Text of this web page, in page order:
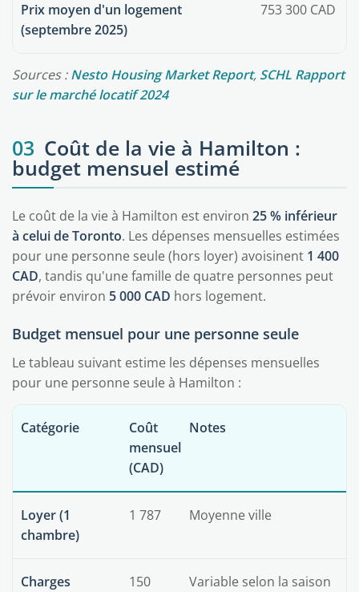
Prix moyen d'un logement
(septembre 2025)
753 300 CAD
Sources :Nesto Housing Market Report, SCHL Rapport
sur le marché locatif 2024
03 Coût de la vie à Hamilton :
budget mensuel estimé
Le coût de la vie à Hamilton est environ 25 % inférieur
à celui de Toronto. Les dépenses mensuelles estimées
pour une personne seule (hors loyer) avoisinent 1 400
CAD, tandis qu'une famille de quatre personnes peut
prévoir environ 5 000 CAD hors logement.
Budget mensuel pour une personne seule
Le tableau suivant estime les dépenses mensuelles
pour une personne seule à Hamilton :
Catégorie
Coût
mensuel
(CAD)
Notes
Loyer (1
chambre)
1 787 Moyenne ville
Charges
150 Variable selon la saison